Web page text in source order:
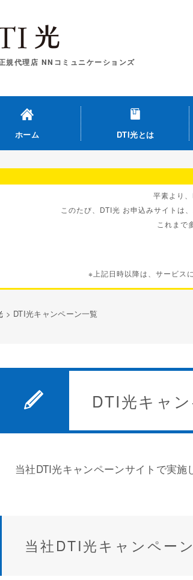
規代理店 NNコミュニケーションズ
ホーム DTI光とは
平素より
このたび、DTI光 お申込みサイトは
これまで
※上記日時以降は、サービス
> DTI光キャンペーン一覧
DTI光キャ
当社DTI光キャンペーンサイトで実施
当社DTI光キャンペーン